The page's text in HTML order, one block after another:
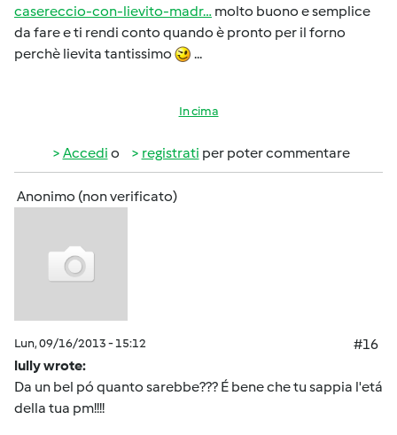
casereccio-con-lievito-madr… molto buono e semplice
da fare e ti rendi conto quando è pronto per il forno
perchè lievita tantissimo
...
In cima
Accedi o registrati per poter commentare
Anonimo (non verificato)
Lun, 09/16/2013 - 15:12
#16
lully wrote:
Da un bel pó quanto sarebbe??? É bene che tu sappia l'etá
della tua pm!!!!